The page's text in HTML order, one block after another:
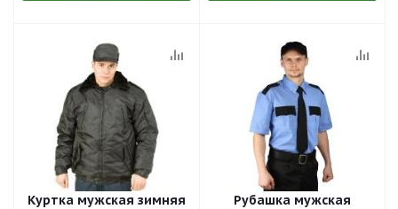
Куртка мужская зимняя
Рубашка мужская